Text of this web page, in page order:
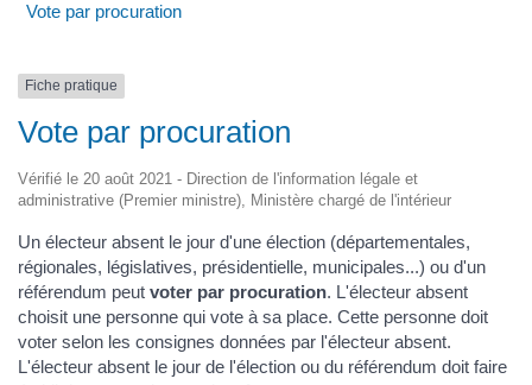
Vote par procuration
Fiche pratique
Vote par procuration
Vérifié le 20 août 2021 - Direction de l'information légale et
administrative (Premier ministre), Ministère chargé de l'intérieur
Un électeur absent le jour d'une élection (départementales,
régionales, législatives, présidentielle, municipales...) ou d'un
référendum peut voter par procuration. L'électeur absent
choisit une personne qui vote à sa place. Cette personne doit
voter selon les consignes données par l'électeur absent.
L'électeur absent le jour de l'élection ou du référendum doit faire